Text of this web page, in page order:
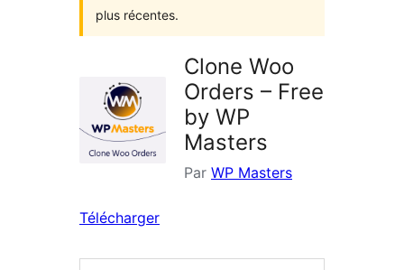
plus récentes.
Clone Woo
Orders – Free
by WP
Masters
Par WP Masters
Télécharger